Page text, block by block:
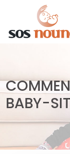
BABY-